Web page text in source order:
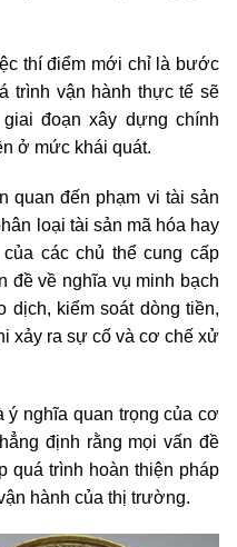
thí điểm mới chỉ là bước
trình vận hành thực tế sẽ
đoạn xây dựng chính
ở mức khái quát.
quan đến phạm vi tài sản
loại tài sản mã hóa hay
các chủ thể cung cấp
đề về nghĩa vụ minh bạch
dịch, kiểm soát dòng tiền,
xảy ra sự cố và cơ chế xử
ý nghĩa quan trọng của cơ
định rằng mọi vấn đề
quá trình hoàn thiện pháp
hành của thị trường.